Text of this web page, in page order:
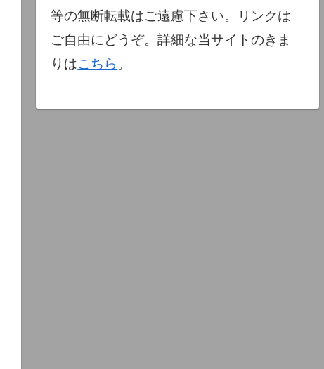
等の無断転載はご遠慮下さい。リンクは
ご自由にどうぞ。詳細な当サイトのきま
りはこちら 。